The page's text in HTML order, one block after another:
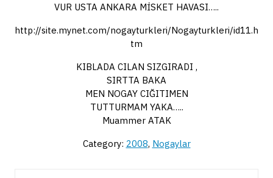
VUR USTA ANKARA MİSKET HAVASI…..
http://site.mynet.com/nogayturkleri/Nogayturkleri/id11.h
tm
KIBLADA CILAN SIZGIRADI ,
SIRTTA BAKA
MEN NOGAY CIĞITIMEN
TUTTURMAM YAKA…..
Muammer ATAK
Category: 2008, Nogaylar